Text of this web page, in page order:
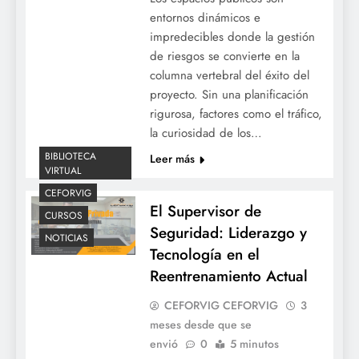
entornos dinámicos e
impredecibles donde la gestión
de riesgos se convierte en la
columna vertebral del éxito del
proyecto. Sin una planificación
rigurosa, factores como el tráfico,
la curiosidad de los…
Leer más
BIBLIOTECA
VIRTUAL
CEFORVIG
CURSOS
NOTICIAS
El Supervisor de
Seguridad: Liderazgo y
Tecnología en el
Reentrenamiento Actual
CEFORVIG CEFORVIG
3
meses desde que se
envió
0 5 minutos